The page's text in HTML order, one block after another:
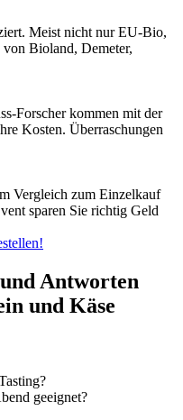
Meist nicht nur EU-Bio,
Bioland, Demeter,
Forscher kommen mit der
Kosten. Überraschungen
Vergleich zum Einzelkauf
sparen Sie richtig Geld
Antworten
und Käse
geeignet?